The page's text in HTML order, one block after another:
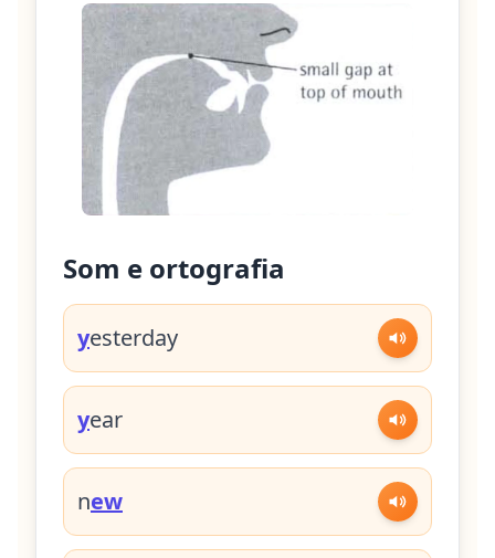
Som e ortografia
yesterday
year
new